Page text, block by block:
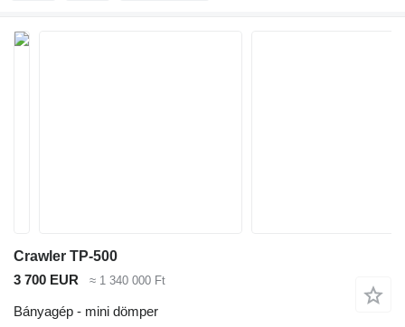
Crawler TP-500
3 700 EUR
≈ 1 340 000 Ft
Bányagép - mini dömper